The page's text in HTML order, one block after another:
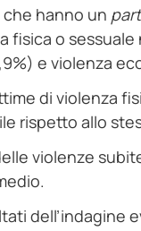
hanno un
fisica o sessuale
e violenza
di violenza
rispetto allo
violenze
dell’indagine